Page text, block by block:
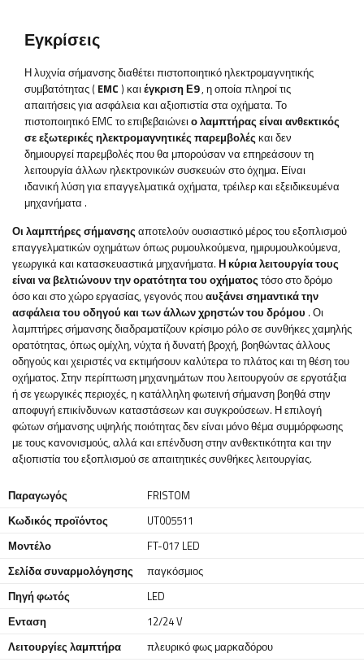
Εγκρίσεις
Η λυχνία σήμανσης διαθέτει πιστοποιητικό ηλεκτρομαγνητικής
συμβατότητας ( EMC ) καιέγκριση Ε9, η οποία πληροί τις
απαιτήσεις για ασφάλεια και αξιοπιστία στα οχήματα. Το
πιστοποιητικό EMC το επιβεβαιώνειο λαμπτήρας είναι ανθεκτικός
σε εξωτερικές ηλεκτρομαγνητικές παρεμβολέςκαι δεν
δημιουργεί παρεμβολές που θα μπορούσαν να επηρεάσουν τη
λειτουργία άλλων ηλεκτρονικών συσκευών στο όχημα. Είναι
ιδανική λύση για επαγγελματικά οχήματα, τρέιλερ και εξειδικευμένα
μηχανήματα .
Οι λαμπτήρες σήμανσηςαποτελούν ουσιαστικό μέρος του εξοπλισμού
επαγγελματικών οχημάτων όπως ρυμουλκούμενα, ημιρυμουλκούμενα,
γεωργικά και κατασκευαστικά μηχανήματα. Η κύριαλειτουργία τους
είναι να βελτιώνουν την ορατότητα του οχήματοςτόσο στο δρόμο
όσο και στο χώρο εργασίας, γεγονός πουαυξάνει σημαντικά την
ασφάλεια του οδηγού και των άλλων χρηστών του δρόμου . Οι
λαμπτήρες σήμανσης διαδραματίζουν κρίσιμο ρόλο σε συνθήκες χαμηλής
ορατότητας, όπως ομίχλη, νύχτα ή δυνατή βροχή, βοηθώντας άλλους
οδηγούς και χειριστές να εκτιμήσουν καλύτερα το πλάτος και τη θέση του
οχήματος. Στην περίπτωση μηχανημάτων που λειτουργούν σε εργοτάξια
ή σε γεωργικές περιοχές, η κατάλληλη φωτεινή σήμανση βοηθά στην
αποφυγή επικίνδυνων καταστάσεων και συγκρούσεων. Η επιλογή
φώτων σήμανσης υψηλής ποιότητας δεν είναι μόνο θέμα συμμόρφωσης
με τους κανονισμούς, αλλά και επένδυση στην ανθεκτικότητα και την
αξιοπιστία του εξοπλισμού σε απαιτητικές συνθήκες λειτουργίας.
Παραγωγός
FRISTOM
Κωδικός προϊόντος
UT005511
Μοντέλο
FT-017 LED
Σελίδα συναρμολόγησης
παγκόσμιος
Πηγή φωτός
LED
Ενταση
12/24 V
Λειτουργίες λαμπτήρα
πλευρικό φως μαρκαδόρου